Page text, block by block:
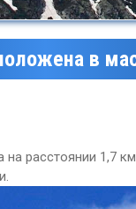
в
расстоянии 1,7